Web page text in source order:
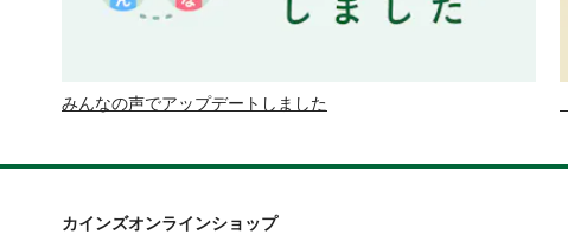
みんなの声でアップデートしました
カインズオンラインショップ